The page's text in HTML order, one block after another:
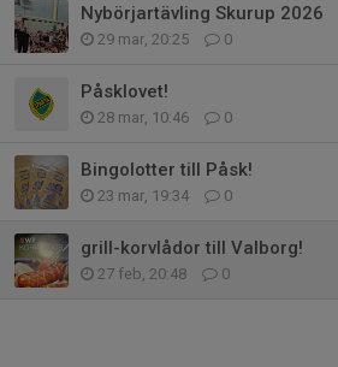
Nybörjartävling Skurup 2026
29 mar, 20:25 0
Påsklovet!
28 mar, 10:46 0
Bingolotter till Påsk!
23 mar, 19:34 0
grill-korvlådor till Valborg!
27 feb, 20:48 0